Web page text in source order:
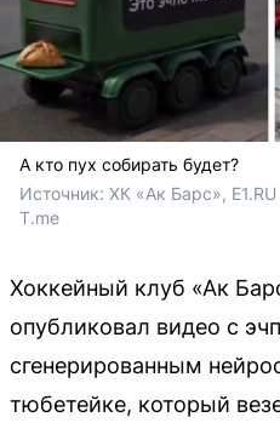
А кто пух собирать будет?
Источник: ХК «Ак Барс»,
T.me
Хоккейный клуб «Ак
опубликовал видео с
сгенерированным
тюбетейке, который